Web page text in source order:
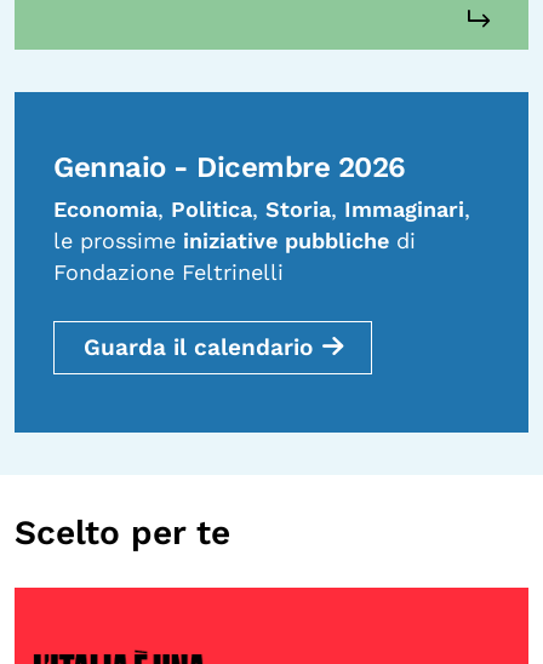
Gennaio - Dicembre 2026
Economia, Politica, Storia, Immaginari,
le prossime iniziative pubbliche di
Fondazione Feltrinelli
Guarda il calendario
Scelto per te